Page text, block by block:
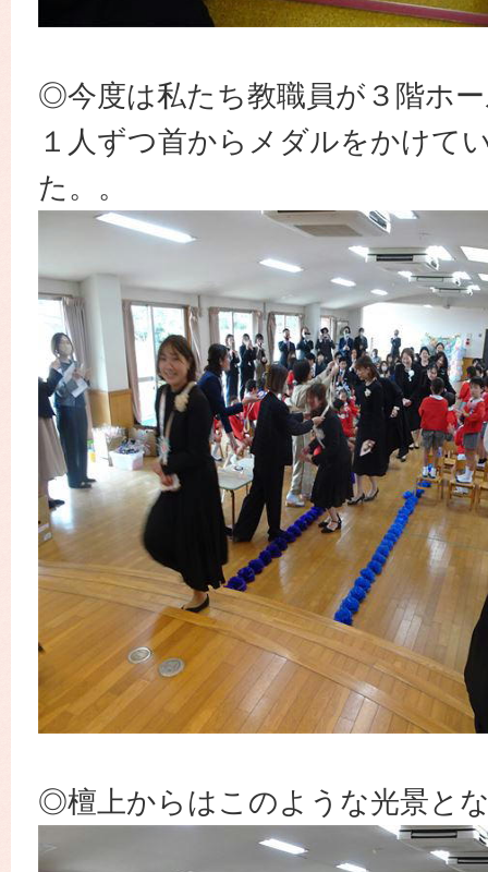
◎今度は私たち教職員が３階ホ
１人ずつ首からメダルをかけて
た。。
◎檀上からはこのような光景と